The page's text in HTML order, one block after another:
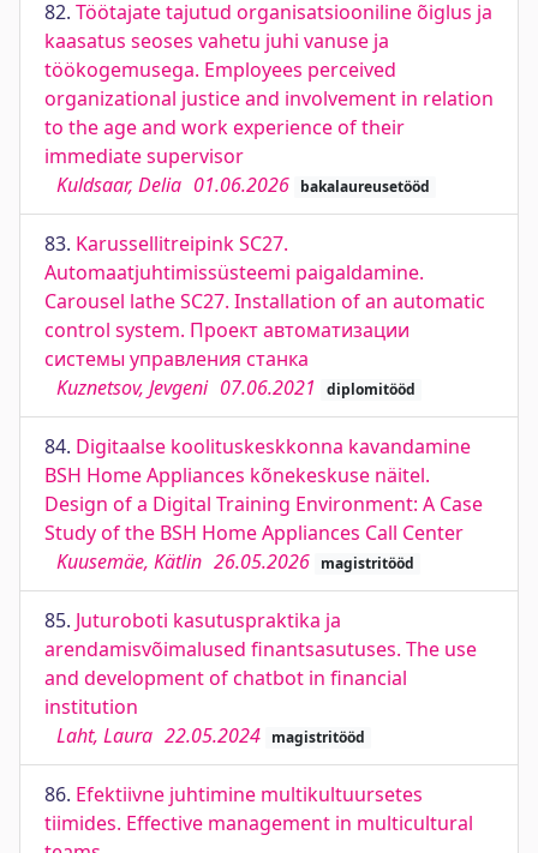
82. Töötajate tajutud organisatsiooniline õiglus ja
kaasatus seoses vahetu juhi vanuse ja
töökogemusega. Employees perceived
organizational justice and involvement in relation
to the age and work experience of their
immediate supervisor
Kuldsaar, Delia 01.06.2026 bakalaureusetööd
83. Karussellitreipink SC27.
Automaatjuhtimissüsteemi paigaldamine.
Carousel lathe SC27. Installation of an automatic
control system. Проект автоматизации
системы управления станка
Kuznetsov, Jevgeni 07.06.2021 diplomitööd
84. Digitaalse koolituskeskkonna kavandamine
BSH Home Appliances kõnekeskuse näitel.
Design of a Digital Training Environment: A Case
Study of the BSH Home Appliances Call Center
Kuusemäe, Kätlin 26.05.2026 magistritööd
85. Juturoboti kasutuspraktika ja
arendamisvõimalused finantsasutuses. The use
and development of chatbot in financial
institution
Laht, Laura 22.05.2024 magistritööd
86. Efektiivne juhtimine multikultuursetes
tiimides. Effective management in multicultural